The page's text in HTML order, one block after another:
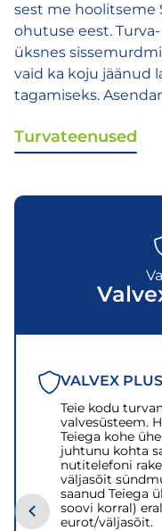
sest me hoolitseme
ohutuse eest.
üksnes
vaid ka koju jäänud
tagamiseks.
Turvateenused
VALVEX
Teie kodu
valvesüsteem.
Teiega kohe
juhtunu kohta
nutitelefoni
väljasõit
saanud Teiega
soovi korral)
eurot/väljasõit.